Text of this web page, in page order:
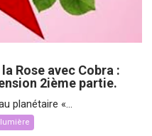
Rose avec Cobra :
2ième partie.
planétaire «...